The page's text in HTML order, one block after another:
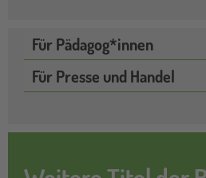
Für Pädagog*innen
Für Presse und Handel